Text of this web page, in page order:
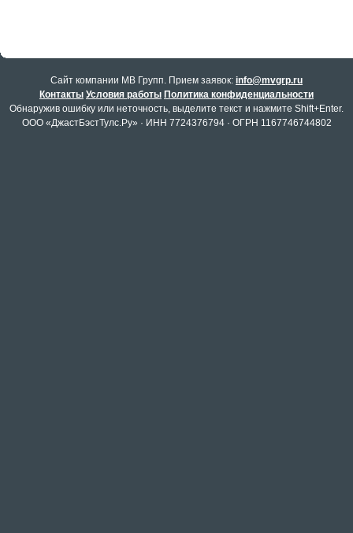
Cайт компании МВ Групп. Прием заявок: info@mvgrp.ru
Контакты Условия работы Политика конфиденциальности
Обнаружив ошибку или неточность, выделите текст и нажмите Shift+Enter.
ООО «ДжастБэстТулс.Ру» · ИНН 7724376794 · ОГРН 1167746744802